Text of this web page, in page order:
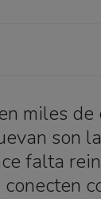
miles
son
falta